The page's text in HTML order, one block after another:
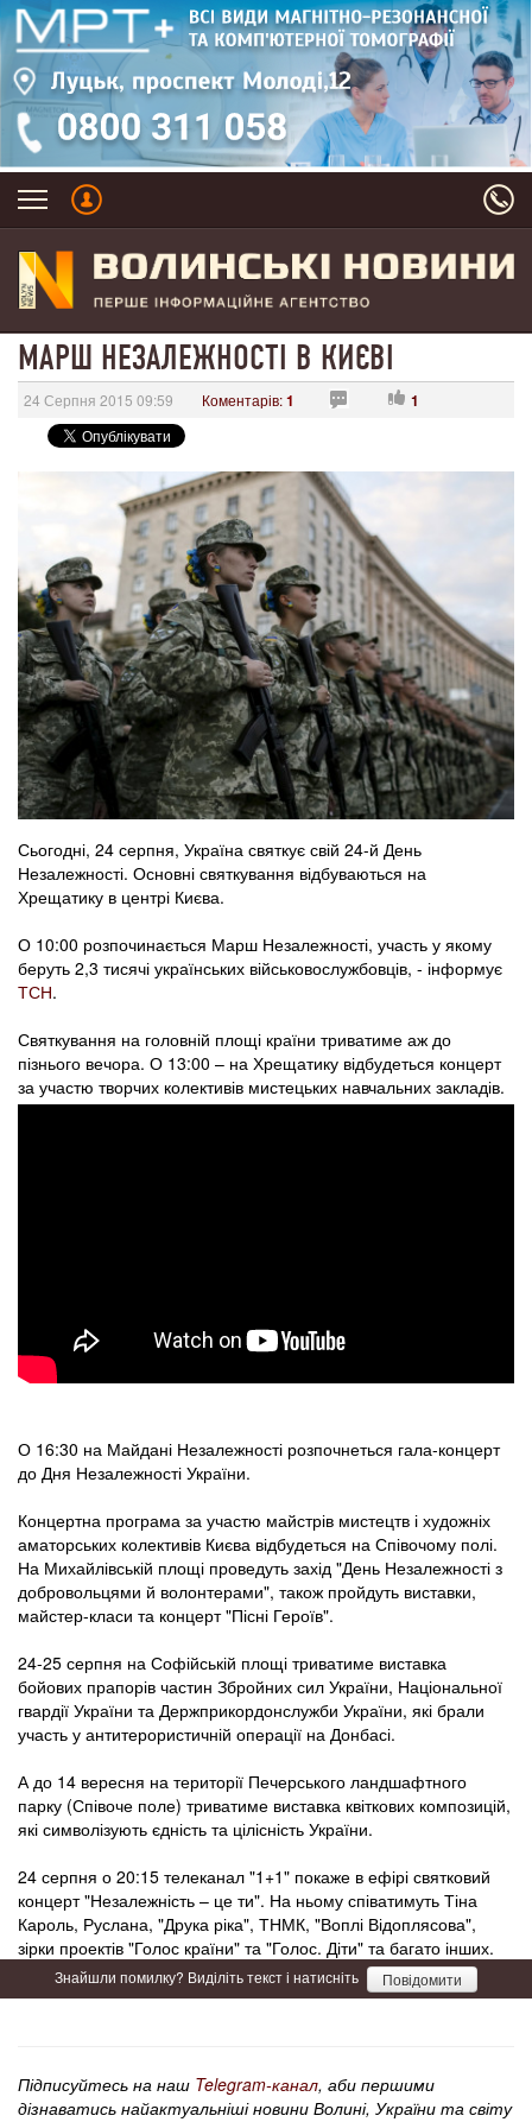
МАРШ НЕЗАЛЕЖНОСТІ В КИЄВІ
24 Серпня 2015 09:59 Коментарів:1 1
Сьогодні, 24 серпня, Україна святкує свій 24-й День
Незалежності. Основні святкування відбуваються на
Хрещатику в центрі Києва.
О 10:00 розпочинається Марш Незалежності, участь у якому
беруть 2,3 тисячі українських військовослужбовців, - інформує
ТСН.
Святкування на головній площі країни триватиме аж до
пізнього вечора. О 13:00 – на Хрещатику відбудеться концерт
за участю творчих колективів мистецьких навчальних закладів.
О 16:30 на Майдані Незалежності розпочнеться гала-концерт
до Дня Незалежності України.
Концертна програма за участю майстрів мистецтв і художніх
аматорських колективів Києва відбудеться на Співочому полі.
На Михайлівській площі проведуть захід "День Незалежності з
добровольцями й волонтерами", також пройдуть виставки,
майстер-класи та концерт "Пісні Героїв".
24-25 серпня на Софійській площі триватиме виставка
бойових прапорів частин Збройних сил України, Національної
гвардії України та Держприкордонслужби України, які брали
участь у антитерористичній операції на Донбасі.
А до 14 вересня на території Печерського ландшафтного
парку (Співоче поле) триватиме виставка квіткових композицій,
які символізують єдність та цілісність України.
24 серпня о 20:15 телеканал "1+1" покаже в ефірі святковий
концерт "Незалежність – це ти". На ньому співатимуть Тіна
Кароль, Руслана, "Друка ріка", ТНМК, "Воплі Відоплясова",
зірки проектів "Голос країни" та "Голос. Діти" та багато інших.
Знайшли помилку? Виділіть текст і натисніть Повідомити
Підписуйтесь на наш Telegram-канал, аби першими
дізнаватись найактуальніші новини Волині, України та світу